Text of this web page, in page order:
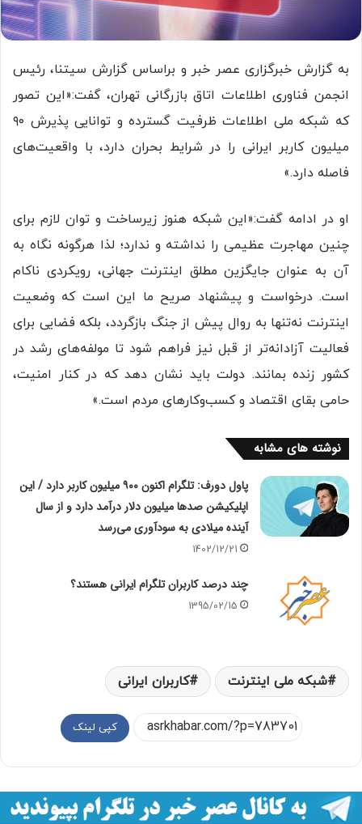
به گزارش خبرگزاری عصر خبر و براساس گزارش سیتنا، رئیس
انجمن فناوری اطلاعات اتاق بازرگانی تهران، گفت:«این تصور
که شبکه ملی اطلاعات ظرفیت گسترده و توانایی پذیرش ۹۰
میلیون کاربر ایرانی را در شرایط بحران دارد، با واقعیت‌های
فاصله دارد.»
او در ادامه گفت:«این شبکه هنوز زیرساخت و توان لازم برای
چنین مهاجرت عظیمی را نداشته و ندارد؛ لذا هرگونه نگاه به
آن به عنوان جایگزین مطلق اینترنت جهانی، رویکردی ناکام
است. درخواست و پیشنهاد صریح ما این است که وضعیت
اینترنت نه‌تنها به روال پیش از جنگ بازگردد، بلکه فضایی برای
فعالیت آزادانه‌تر از قبل نیز فراهم شود تا مولفه‌های رشد در
کشور زنده بمانند. دولت باید نشان دهد که در کنار امنیت،
حامی بقای اقتصاد و کسب‌وکارهای مردم است.»
نوشته های مشابه
پاول دورف: تلگرام اکنون ۹۰۰ میلیون کاربر دارد / این
اپلیکیشن صدها میلیون دلار درآمد دارد و از سال
آینده میلادی به سودآوری می‌رسد
1402/12/21
چند درصد کاربران تلگرام ایرانی هستند؟
1395/02/15
شبکه ملی اینترنت کاربران ایرانی
کپی لینک